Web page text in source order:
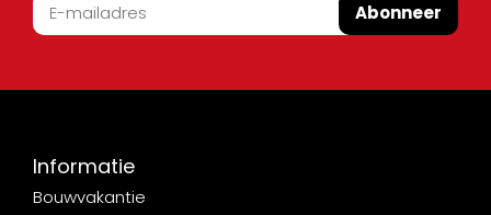
Abonneer
Informatie
Bouwvakantie